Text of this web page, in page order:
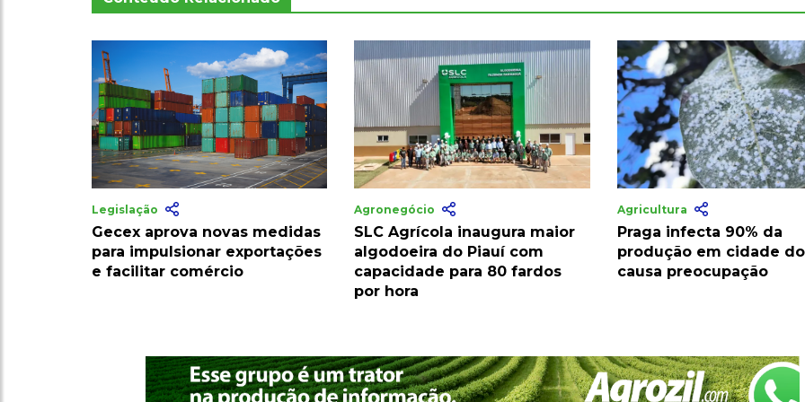
Legislação
Gecex aprova novas medidas
para impulsionar exportações
e facilitar comércio
Agronegócio
SLC Agrícola inaugura maior
algodoeira do Piauí com
capacidade para 80 fardos
por hora
Agricultura
Praga infecta 90% da
produção em cidade
causa preocupação